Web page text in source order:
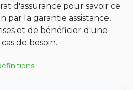
d'assurance pour savoir ce
par la garantie assistance,
et de bénéficier d'une
de besoin.